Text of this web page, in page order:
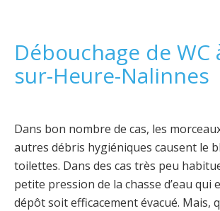
Débouchage de WC
sur-Heure-Nalinnes
Dans bon nombre de cas, les
autres débris hygiéniques causent le
toilettes. Dans des cas très peu
petite pression de la chasse d’eau qui
dépôt soit efficacement évacué. Mais,